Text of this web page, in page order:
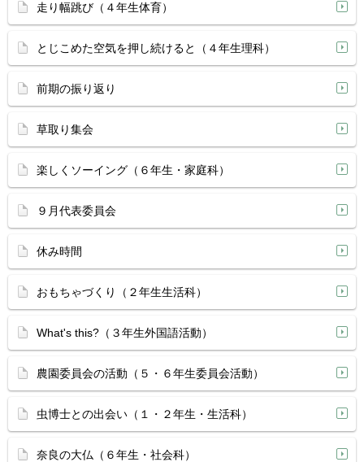
走り幅跳び（４年生体育）
とじこめた空気を押し続けると（４年生理科）
前期の振り返り
草取り集会
楽しくソーイング（６年生・家庭科）
９月代表委員会
休み時間
おもちゃづくり（２年生生活科）
What's this?（３年生外国語活動）
農園委員会の活動（５・６年生委員会活動）
虫博士との出会い（１・２年生・生活科）
奈良の大仏（６年生・社会科）